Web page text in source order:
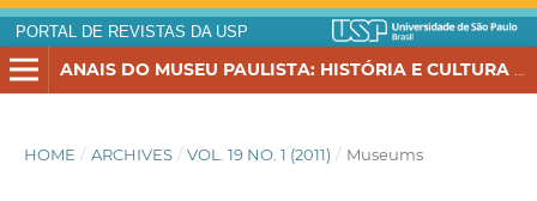
PORTAL DE REVISTAS DA USP
HOME / ARCHIVES / VOL. 19 NO. 1 (2011) / Museums